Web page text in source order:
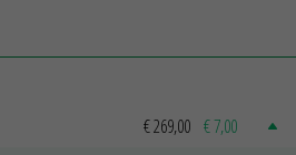
€ 269,00 € 7,00